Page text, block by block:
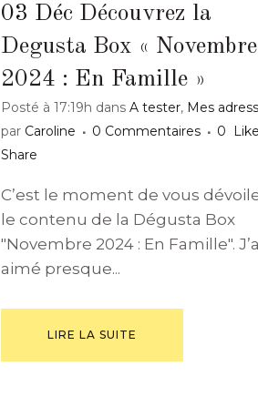
03 Déc Découvrez la
Degusta Box « Novembre
2024 : En Famille »
Posté à 17:19h dans A tester, Mes
par Caroline 0 Commentaires 0
Share
C’est le moment de vous
le contenu de la Dégusta Box
"Novembre 2024 : En Famille".
aimé presque...
LIRE LA SUITE